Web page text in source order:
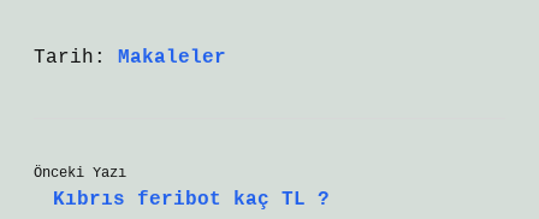
Tarih: Makaleler
Önceki Yazı
Kıbrıs feribot kaç TL ?